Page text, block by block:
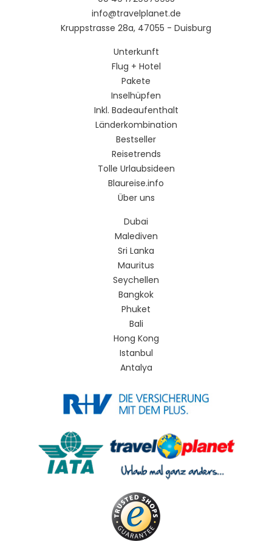
info@travelplanet.de
Kruppstrasse 28a, 47055 - Duisburg
Unterkunft
Flug + Hotel
Pakete
Inselhüpfen
Inkl. Badeaufenthalt
Länderkombination
Bestseller
Reisetrends
Tolle Urlaubsideen
Blaureise.info
Über uns
Dubai
Malediven
Sri Lanka
Mauritus
Seychellen
Bangkok
Phuket
Bali
Hong Kong
Istanbul
Antalya